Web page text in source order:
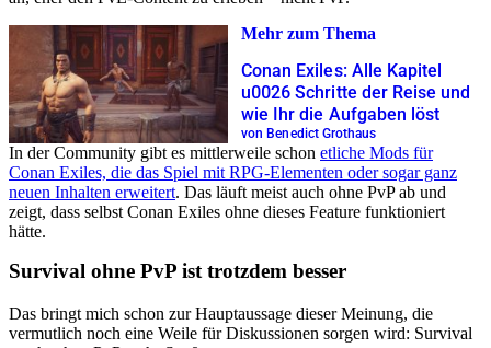
Mehr zum Thema
Conan Exiles: Alle Kapitel
u0026 Schritte der Reise und
wie Ihr die Aufgaben löst
von Benedict Grothaus
In der Community gibt es mittlerweile schon etliche Mods für
Conan Exiles, die das Spiel mit RPG-Elementen oder sogar ganz
neuen Inhalten erweitert. Das läuft meist auch ohne PvP ab und
zeigt, dass selbst Conan Exiles ohne dieses Feature funktioniert
hätte.
Survival ohne PvP ist trotzdem besser
Das bringt mich schon zur Hauptaussage dieser Meinung, die
vermutlich noch eine Weile für Diskussionen sorgen wird: Survival